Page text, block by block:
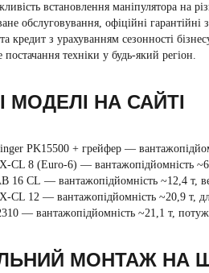
встановлення маніпулятора на
обслуговування, офіційні гарантійні
кредит з урахуванням сезонності
техніки у будь-який регіон.
МОДЕЛІ НА САЙТІ
PK15500 + грейфер —
CL 8 (Euro-6) — вантажопідйомність
16 CL — вантажопідйомність ~12,4 т,
CL 12 — вантажопідйомність ~20,9 т,
— вантажопідйомність ~21,1 т,
МОНТАЖ НА